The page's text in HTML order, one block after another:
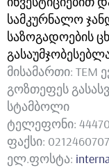
სამკურნალო
საზოგადოების
მისამართი:
გოზთეფეს
სტამბოლი
ტელეფონი:
ფაქსი:
ელ.ფოსტა: